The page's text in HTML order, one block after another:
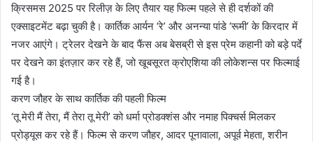
क्रिसमस 2025 पर रिलीज़ के लिए तैयार यह फिल्म पहले से ही दर्शकों की
एक्साइटमेंट बढ़ा चुकी है। कार्तिक आर्यन ‘रे’ और अनन्या पांडे ‘रूमी’ के किरदार में
नजर आएंगे। ट्रेलर देखने के बाद फैंस अब बेसब्री से इस प्रेम कहानी को बड़े पर्दे
पर देखने का इंतज़ार कर रहे हैं, जो खूबसूरत क्रोएशिया की लोकेशन्स पर फिल्माई
गई है।
करण जौहर के साथ कार्तिक की पहली फिल्म
‘तू मेरी मैं तेरा, मैं तेरा तू मेरी’ को धर्मा प्रोडक्शंस और नमाह पिक्चर्स मिलकर
प्रोड्यूस कर रहे हैं। फिल्म से करण जौहर, आदर पूनावाला, अपूर्व मेहता, शरीन